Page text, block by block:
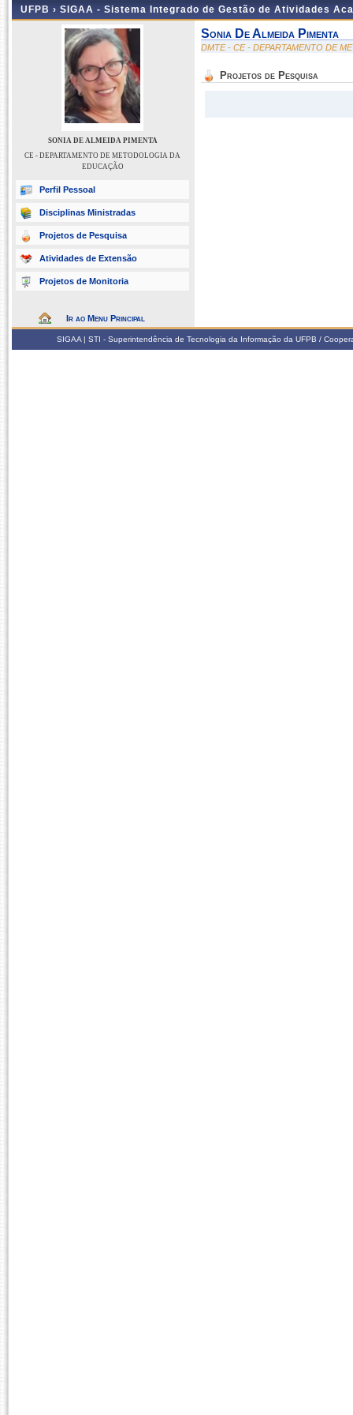
UFPB › SIGAA - Sistema Integrado de Gestão de Atividades
SONIA DE ALMEIDA PIMENTA
CE - DEPARTAMENTO DE METODOLOGIA DA
EDUCAÇÃO
Perfil Pessoal
Disciplinas Ministradas
Projetos de Pesquisa
Atividades de Extensão
Projetos de Monitoria
Ir ao Menu Principal
Sonia De Almeida Pimenta
DMTE - CE - DEPARTAMENTO DE
Projetos de Pesquisa
SIGAA | STI - Superintendência de Tecnologia da Informação da UFPB /